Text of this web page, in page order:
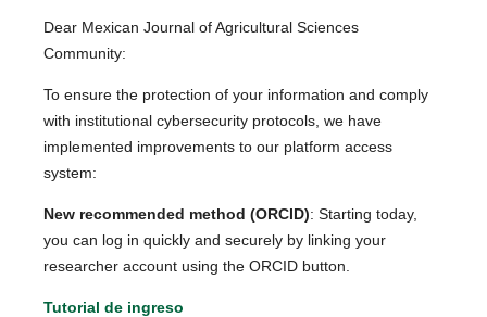
Dear Mexican Journal of Agricultural Sciences
Community:
To ensure the protection of your information and comply
with institutional cybersecurity protocols, we have
implemented improvements to our platform access
system:
New recommended method (ORCID): Starting today,
you can log in quickly and securely by linking your
researcher account using the ORCID button.
Tutorial de ingreso